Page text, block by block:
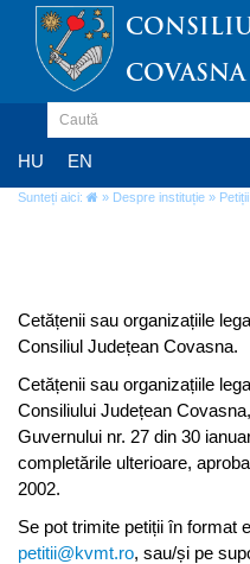
COVASNA
HU EN
Sunteți aici: » Despre instituție » Petiții
Cetățenii sau organizațiile
Consiliul Județean Covasna.
Cetățenii sau organizațiile
Consiliului Județean
Guvernului nr. 27 din 30
completările ulterioare,
2002.
Se pot trimite petiții în format
petitii@kvmt.ro, sau/și pe